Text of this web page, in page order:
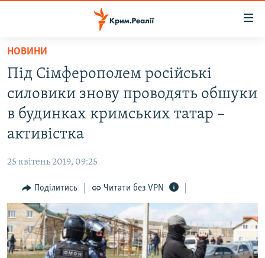
Перейти
основного
матеріалу
Перейти
до
основної
Перейти
пошуку
ВОДА.КРИМ
ВІДЕО ТА ФОТО
ПОЛІТИКА
ІНТЕРВ'Ю
ВСЕ ЗА ДЕНЬ
СПЕЦПРОЕКТИ
ДЕПОРТАЦІЯ
ЯК ОБІЙТИ БЛОКУВАННЯ
НОВИНИ
Під Сімферополем російські
силовики знову проводять обшуки
в будинках кримських татар –
активістка
25 квітень 2019, 09:25
Поділитись Читати без VPN